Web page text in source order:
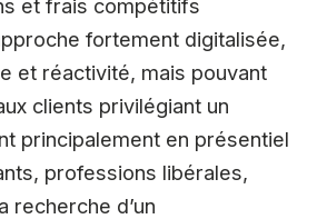
et frais compétitifs
fortement digitalisée,
et réactivité, mais pouvant
clients privilégiant un
principalement en présentiel
professions libérales,
recherche d’un